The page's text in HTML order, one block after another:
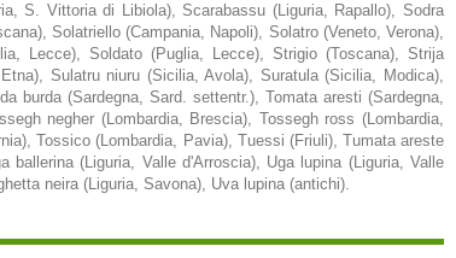
S. Vittoria di Libiola), Scarabassu (Liguria, Rapallo), Sodra
Solatriello (Campania, Napoli), Solatro (Veneto, Verona),
Lecce), Soldato (Puglia, Lecce), Strigio (Toscana), Strija
Sulatru niuru (Sicilia, Avola), Suratula (Sicilia, Modica),
burda (Sardegna, Sard. settentr.), Tomata aresti (Sardegna,
negher (Lombardia, Brescia), Tossegh ross (Lombardia,
Tossico (Lombardia, Pavia), Tuessi (Friuli), Tumata areste
ballerina (Liguria, Valle d'Arroscia), Uga lupina (Liguria, Valle
neira (Liguria, Savona), Uva lupina (antichi).